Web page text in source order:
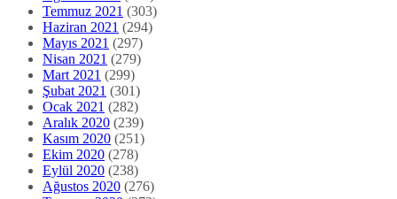
Temmuz 2021 (303)
Haziran 2021 (294)
Mayıs 2021 (297)
Nisan 2021 (279)
Mart 2021 (299)
Şubat 2021 (301)
Ocak 2021 (282)
Aralık 2020 (239)
Kasım 2020 (251)
Ekim 2020 (278)
Eylül 2020 (238)
Ağustos 2020 (276)